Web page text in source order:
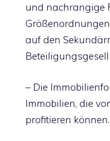
und nachrangige
auf den
– Die
Immobilien, die
profitieren können.